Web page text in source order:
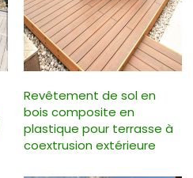
Revêtement de sol en
bois composite en
plastique pour terrasse à
coextrusion extérieure